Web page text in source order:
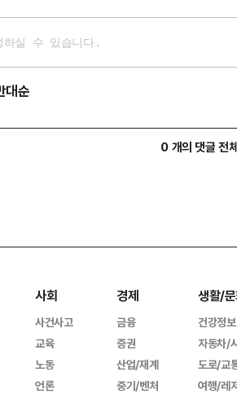
대순
0 개의 댓글 전
사회
사건사고
교육
노동
언론
경제
금융
증권
산업/재계
중기/벤처
생활/
건강정보
자동차/
도로/교
여행/레